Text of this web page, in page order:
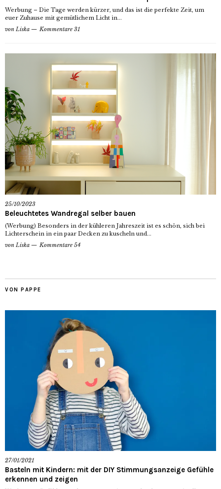
Werbung – Die Tage werden kürzer, und das ist die perfekte Zeit, um
euer Zuhause mit gemütlichem Licht in...
von Liska Kommentare 31
25/10/2023
Beleuchtetes Wandregal selber bauen
(Werbung) Besonders in der kühleren Jahreszeit ist es schön, sich bei
Lichterschein in ein paar Decken zu kuscheln und...
von Liska Kommentare 54
VON PAPPE
27/01/2021
Basteln mit Kindern: mit der DIY Stimmungsanzeige Gefühle
erkennen und zeigen